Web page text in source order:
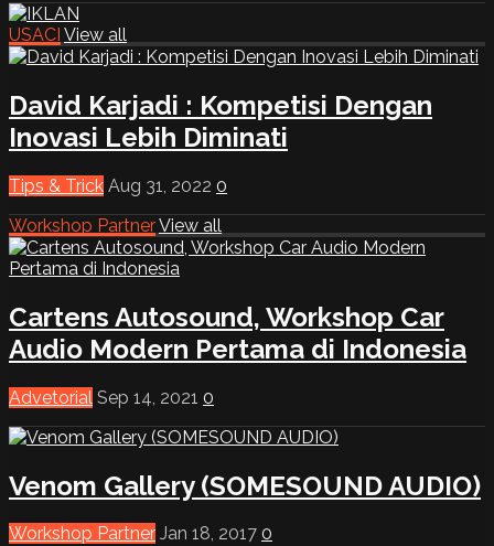
USACI View all
David Karjadi : Kompetisi Dengan
Inovasi Lebih Diminati
Tips & Trick Aug 31, 2022 0
Workshop PartnerView all
Cartens Autosound, Workshop Car
Audio Modern Pertama di Indonesia
Advetorial Sep 14, 2021 0
Venom Gallery (SOMESOUND AUDIO)
Workshop Partner Jan 18, 2017 0